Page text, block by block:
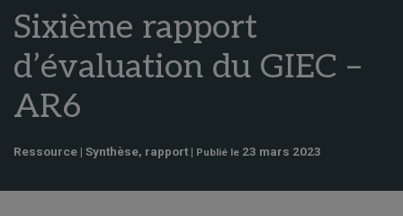
Sixième rapport
d’évaluation du GIEC –
AR6
Ressource | Synthèse, rapport | Publié le 23 mars 2023